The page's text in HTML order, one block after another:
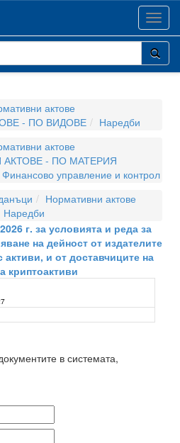
актове
- ПО ВИДОВЕ
Наредби
актове
- ПО МАТЕРИЯ
Финансово управление и контрол
Нормативни актове
Наредби
г. за условията и реда за
на дейност от издателите
активи, и от доставчиците на
криптоактиви
в системата,